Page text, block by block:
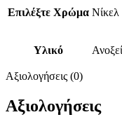
Επιλέξτε Χρώμα Νίκελ
Υλικό
Αξιολογήσεις (0)
Αξιολογήσεις